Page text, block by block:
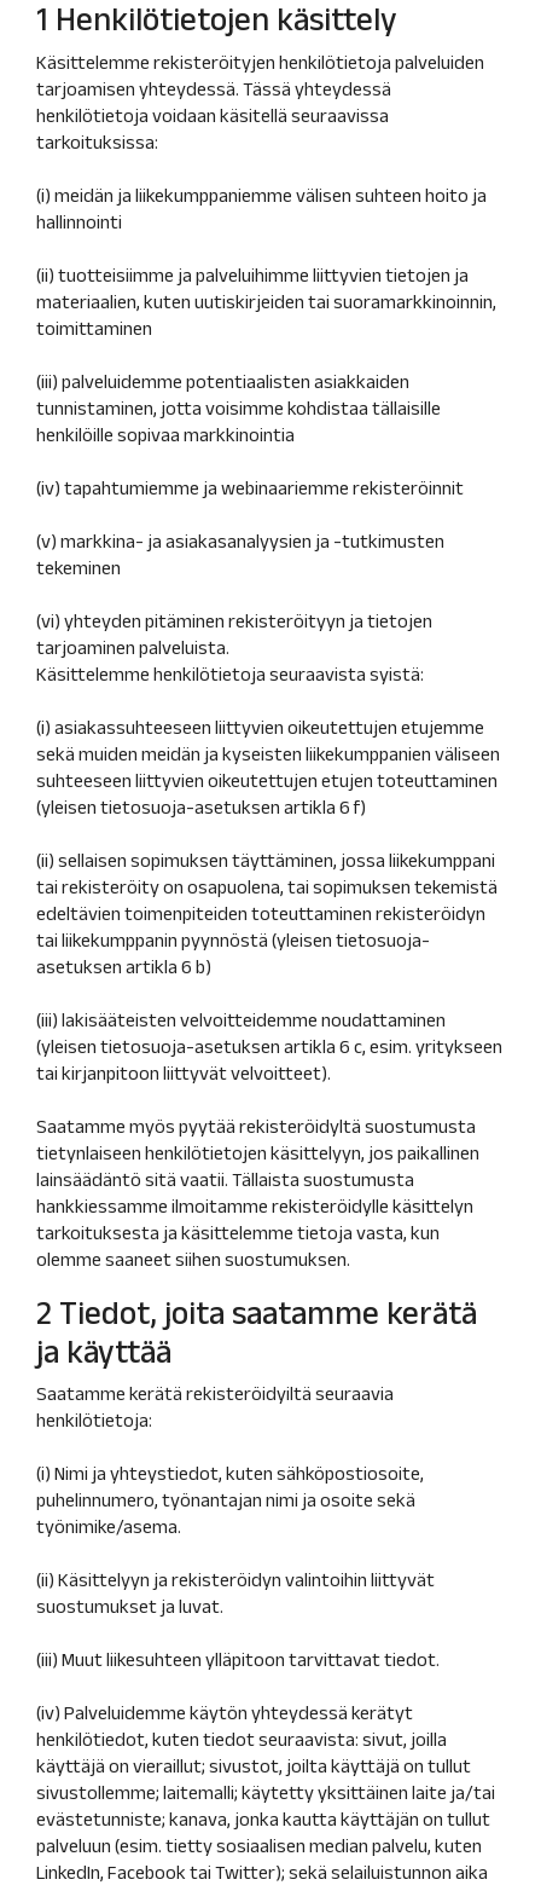
1 Henkilötietojen käsittely
Käsittelemme rekisteröityjen henkilötietoja palveluiden
tarjoamisen yhteydessä. Tässä yhteydessä
henkilötietoja voidaan käsitellä seuraavissa
tarkoituksissa:
(i) meidän ja liikekumppaniemme välisen suhteen hoito ja
hallinnointi
(ii) tuotteisiimme ja palveluihimme liittyvien tietojen ja
materiaalien, kuten uutiskirjeiden tai suoramarkkinoinnin,
toimittaminen
(iii) palveluidemme potentiaalisten asiakkaiden
tunnistaminen, jotta voisimme kohdistaa tällaisille
henkilöille sopivaa markkinointia
(iv) tapahtumiemme ja webinaariemme rekisteröinnit
(v) markkina- ja asiakasanalyysien ja -tutkimusten
tekeminen
(vi) yhteyden pitäminen rekisteröityyn ja tietojen
tarjoaminen palveluista.
Käsittelemme henkilötietoja seuraavista syistä:
(i) asiakassuhteeseen liittyvien oikeutettujen etujemme
sekä muiden meidän ja kyseisten liikekumppanien väliseen
suhteeseen liittyvien oikeutettujen etujen toteuttaminen
(yleisen tietosuoja-asetuksen artikla 6 f)
(ii) sellaisen sopimuksen täyttäminen, jossa liikekumppani
tai rekisteröity on osapuolena, tai sopimuksen tekemistä
edeltävien toimenpiteiden toteuttaminen rekisteröidyn
tai liikekumppanin pyynnöstä (yleisen tietosuoja-
asetuksen artikla 6 b)
(iii) lakisääteisten velvoitteidemme noudattaminen
(yleisen tietosuoja-asetuksen artikla 6 c, esim. yritykseen
tai kirjanpitoon liittyvät velvoitteet).
Saatamme myös pyytää rekisteröidyltä suostumusta
tietynlaiseen henkilötietojen käsittelyyn, jos paikallinen
lainsäädäntö sitä vaatii. Tällaista suostumusta
hankkiessamme ilmoitamme rekisteröidylle käsittelyn
tarkoituksesta ja käsittelemme tietoja vasta, kun
olemme saaneet siihen suostumuksen.
2 Tiedot, joita saatamme kerätä
ja käyttää
Saatamme kerätä rekisteröidyiltä seuraavia
henkilötietoja:
(i) Nimi ja yhteystiedot, kuten sähköpostiosoite,
puhelinnumero, työnantajan nimi ja osoite sekä
työnimike/asema.
(ii) Käsittelyyn ja rekisteröidyn valintoihin liittyvät
suostumukset ja luvat.
(iii) Muut liikesuhteen ylläpitoon tarvittavat tiedot.
(iv) Palveluidemme käytön yhteydessä kerätyt
henkilötiedot, kuten tiedot seuraavista: sivut, joilla
käyttäjä on vieraillut; sivustot, joilta käyttäjä on tullut
sivustollemme; laitemalli; käytetty yksittäinen laite ja/tai
evästetunniste; kanava, jonka kautta käyttäjän on tullut
palveluun (esim. tietty sosiaalisen median palvelu, kuten
LinkedIn, Facebook tai Twitter); sekä selailuistunnon aika